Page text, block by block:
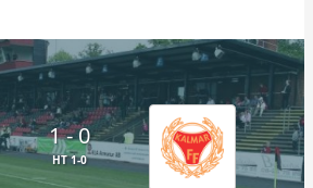
1 - 0
HT 1-0